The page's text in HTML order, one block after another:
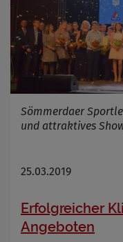
Sömmerdaer
und attraktives
25.03.2019
Erfolgreicher
Angeboten